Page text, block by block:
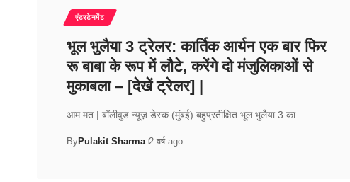
एंटरटेनमेंट
भूल भुलैया 3 ट्रेलर: कार्तिक आर्यन एक बार फिर
रू बाबा के रूप में लौटे, करेंगे दो मंजुलिकाओं से
मुकाबला – [देखें ट्रेलर] |
आम मत | बॉलीवुड न्यूज़ डेस्क (मुंबई) बहुप्रतीक्षित भूल भुलैया 3 का…
ByPulakit Sharma 2 वर्ष ago